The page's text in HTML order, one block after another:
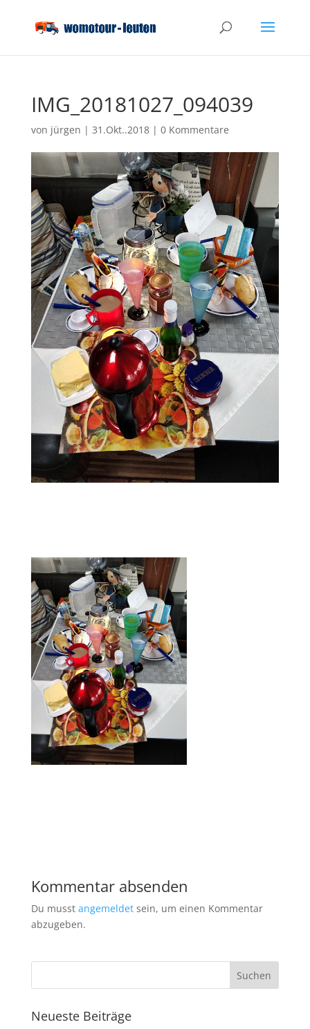
IMG_20181027_094039
von jürgen | 31.Okt..2018| 0 Kommentare
Kommentar absenden
Du musst angemeldetsein, um einen Kommentar
abzugeben.
Neueste Beiträge